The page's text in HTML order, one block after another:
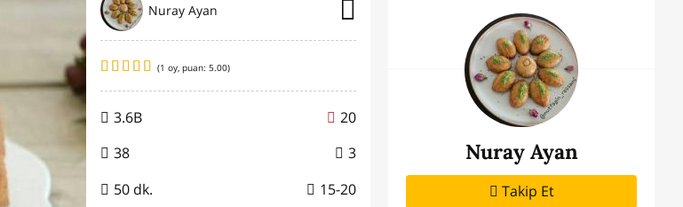
Nuray Ayan
(1 oy, puan: 5.00)
3.6B
20
38
3
50 dk.
15-20
Nuray Ayan
Takip Et